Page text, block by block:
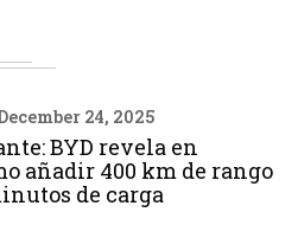
24, 2025
BYD revela en
añadir 400 km de rango
de carga